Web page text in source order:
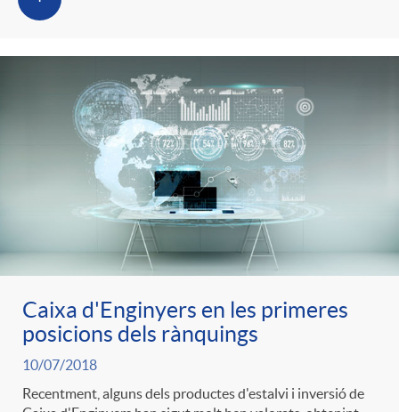
Caixa d'Enginyers en les primeres
posicions dels rànquings
10/07/2018
Recentment, alguns dels productes d'estalvi i inversió de